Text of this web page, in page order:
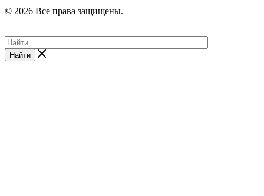
© 2026 Все права защищены.
Найти